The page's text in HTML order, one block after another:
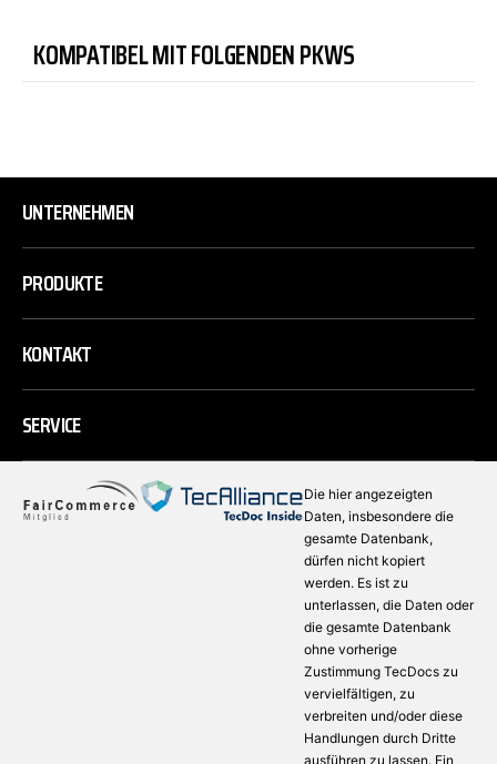
KOMPATIBEL MIT FOLGENDEN PKWS
UNTERNEHMEN
PRODUKTE
KONTAKT
SERVICE
Die hier angezeigten
Daten, insbesondere die
gesamte Datenbank,
dürfen nicht kopiert
werden. Es ist zu
unterlassen, die Daten oder
die gesamte Datenbank
ohne vorherige
Zustimmung TecDocs zu
vervielfältigen, zu
verbreiten und/oder diese
Handlungen durch Dritte
ausführen zu lassen. Ein